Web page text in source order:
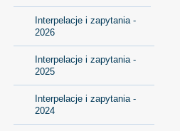
Interpelacje i zapytania -
2026
Interpelacje i zapytania -
2025
Interpelacje i zapytania -
2024